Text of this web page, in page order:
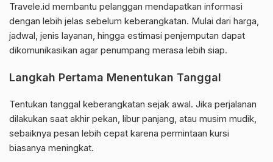
Travele.id membantu pelanggan mendapatkan informasi
dengan lebih jelas sebelum keberangkatan. Mulai dari harga,
jadwal, jenis layanan, hingga estimasi penjemputan dapat
dikomunikasikan agar penumpang merasa lebih siap.
Langkah Pertama Menentukan Tanggal
Tentukan tanggal keberangkatan sejak awal. Jika perjalanan
dilakukan saat akhir pekan, libur panjang, atau musim mudik,
sebaiknya pesan lebih cepat karena permintaan kursi
biasanya meningkat.